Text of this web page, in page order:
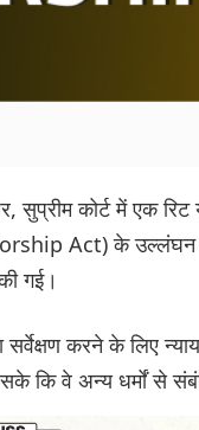
कोर्ट में एक रिट
Act) के उल्लंघन
गई।
करने के लिए
सके कि वे अन्य धर्मों से